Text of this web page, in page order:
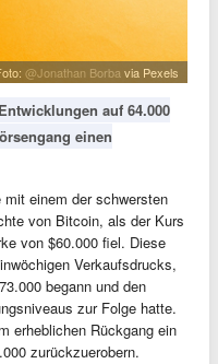
@Jonathan Borbavia Pexels
auf 64.000
einen
mit einem der schwersten
von Bitcoin, als der Kurs
von $60.000 fiel. Diese
Verkaufsdrucks,
begann und den
zur Folge hatte.
erheblichen Rückgang ein
zurückzuerobern.